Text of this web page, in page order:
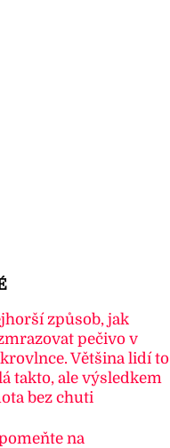
způsob, jak
pečivo v
Většina lidí to
takto, ale výsledkem
bez chuti
na